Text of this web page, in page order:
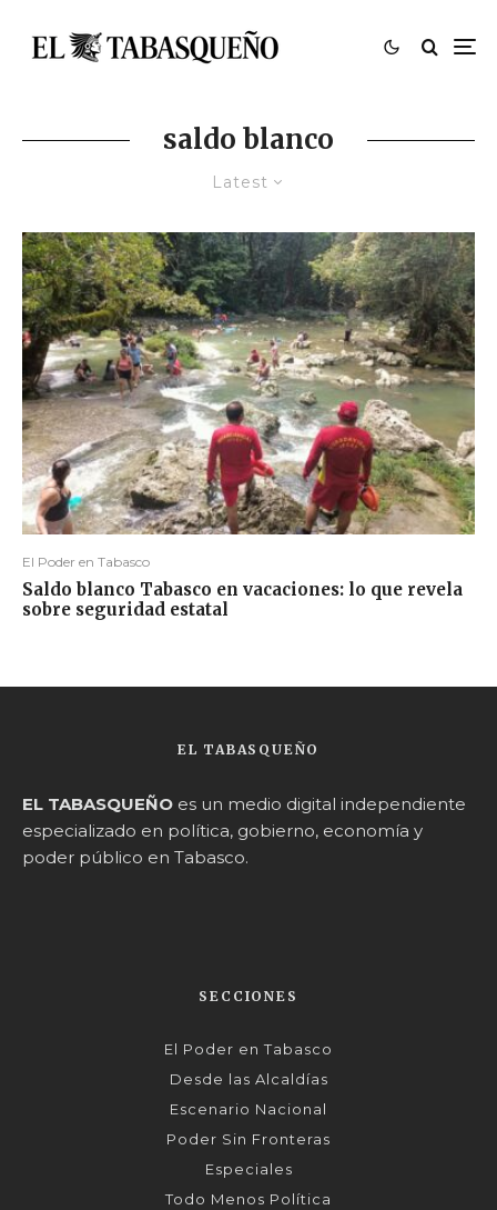
saldo blanco
Latest
El Poder en Tabasco
Saldo blanco Tabasco en vacaciones: lo que revela
sobre seguridad estatal
EL TABASQUEÑO
EL TABASQUEÑO es un medio digital independiente
especializado en política, gobierno, economía y
poder público en Tabasco.
SECCIONES
El Poder en Tabasco
Desde las Alcaldías
Escenario Nacional
Poder Sin Fronteras
Especiales
Todo Menos Política